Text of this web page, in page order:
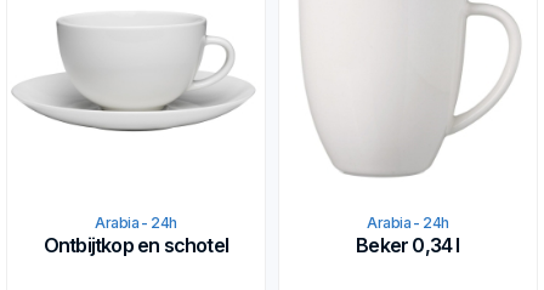
Arabia - 24h
Ontbijtkop en schotel
Arabia - 24h
Beker 0,34 l